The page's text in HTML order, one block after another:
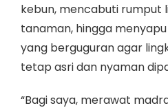
kebun, mencabuti rumput
tanaman, hingga
yang berguguran agar
tetap asri dan nyaman
“Bagi saya, merawat